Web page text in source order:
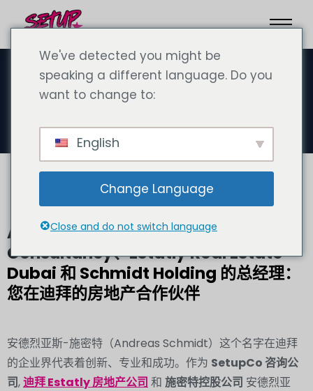
房地产
Andreas Schmidt - SetupCo
Consultancy、Estatly Real Estate
Dubai 和 Schmidt Holding 的总经理：
您在迪拜的房地产合作伙伴
安德烈亚斯-施密特（Andreas Schmidt）这个名字在迪拜
的企业界代表着创新、专业和成功。作为 SetupCo 咨询公
司,迪拜 Estatly 房地产公司 和 施密特控股公司 安德烈亚
We've detected you might be
speaking a different language. Do you
want to change to:
English
Change Language
Close and do not switch language